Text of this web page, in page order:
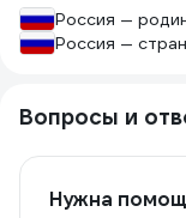
Россия —
Россия —
Вопросы и
Нужна